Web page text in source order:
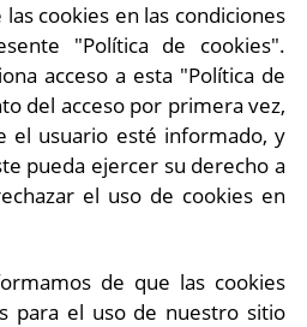
cookies en las condiciones
"Política de cookies".
acceso a esta "Política de
del acceso por primera vez,
el usuario esté informado, y
pueda ejercer su derecho a
el uso de cookies en
de que las cookies
para el uso de nuestro sitio